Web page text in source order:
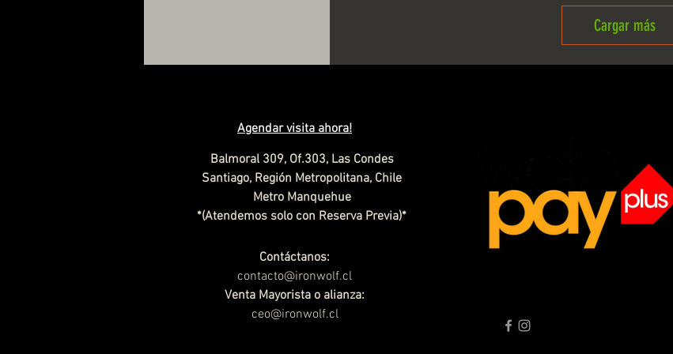
Cargar más
Agendar visita ahora!
Balmoral 309, Of.303, Las Condes
Santiago, Región Metropolitana, Chile
​Metro Manquehue
*(Atendemos solo con Reserva Previa)*
Contáctanos:
contacto@ironwolf.cl
Venta Mayorista o alianza:
ceo@ironwolf.cl